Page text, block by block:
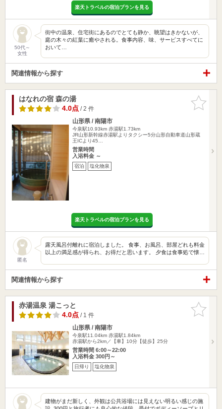
楽天トラベルの宿泊プランを見る
50代～
女性
街中の温泉、住宅街にあるのでとても静か、眺望はきかないが、
庭の木々の紅葉に癒やされる。食事内容、味、サービスすべてに
おいて…
関連情報から探す
お気に入
りに追加
はなれの宿 森の湯
4.0点/ 2 件
山形県 / 南陽市
今泉駅10.93km 赤湯駅1.73km
JR山形新幹線赤湯駅よりタクシー5分山形自動車道山形蔵
王ICより45…
営業時間
入浴料金 ～
宿泊 塩化物泉
楽天トラベルの宿泊プランを見る
匿名
露天風呂付離れに宿泊しました。 食事、お風呂、部屋どれも料金
以上の満足感が得られ、お得だと思います。 夕食は食事処で懐…
関連情報から探す
お気に入
りに追加
赤湯温泉 湯こっと
4.0点/ 1 件
山形県 / 南陽市
今泉駅11.04km 赤湯駅1.84km
赤湯駅から2km／【車】10分【徒歩】25分
営業時間 6:00～22:00
入浴料金 300円～
日帰り 塩化物泉
建物がまだ新しく、外観は公共浴場には見えない明るい感じの施